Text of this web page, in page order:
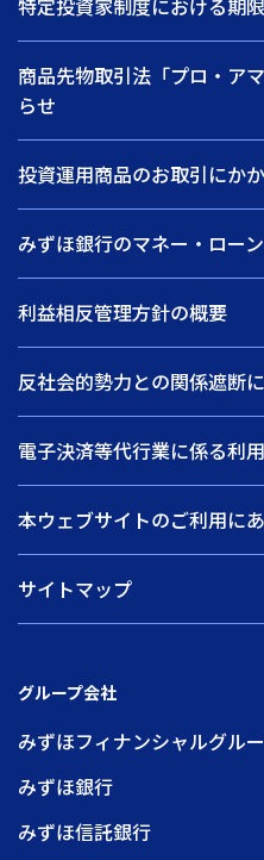
商品先物取引法「プロ・ア
らせ
投資運用商品のお取引にか
みずほ銀行のマネー・ロー
利益相反管理方針の概要
反社会的勢力との関係遮断
電子決済等代行業に係る利
本ウェブサイトのご利用に
サイトマップ
グループ会社
みずほフィナンシャルグル
みずほ銀行
みずほ信託銀行